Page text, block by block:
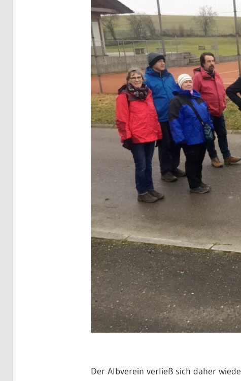
Der Albverein verließ sich daher